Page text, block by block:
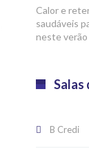
Calor e
saudáveis
neste verão
Salas
B Credi